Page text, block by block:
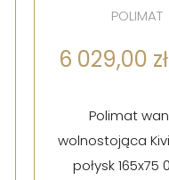
POLIMAT
6 029,00
Polimat
wolnostojąca
połysk 165x75